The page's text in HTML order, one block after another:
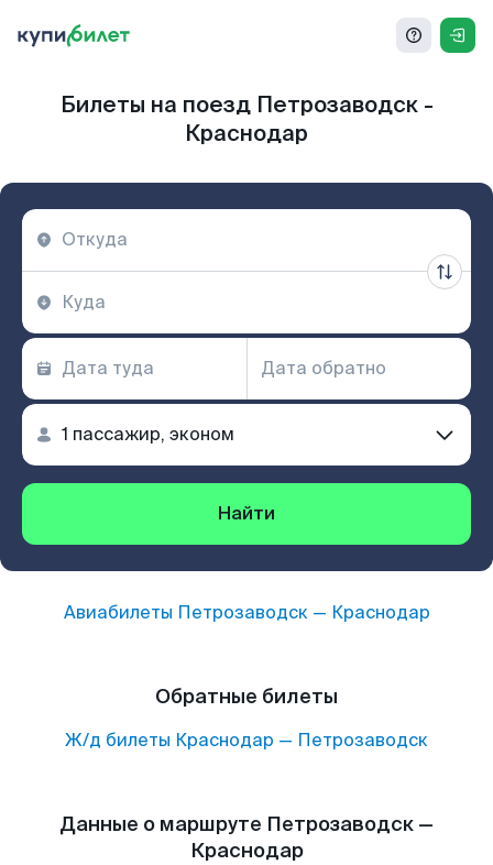
Билеты на поезд Петрозаводск -
Краснодар
Найти
Авиабилеты Петрозаводск— Краснодар
Обратные билеты
Ж/д билеты Краснодар — Петрозаводск
Данные о маршруте Петрозаводск —
Краснодар